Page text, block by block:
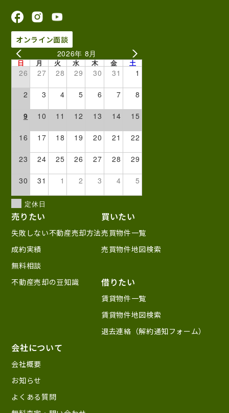
オンライン面談
2026年 8月
日 月 火 水 木 金 土
26 27 28 29 30 31 1
2 3 4 5 6 7 8
9 10 11 12 13 14 15
16 17 18 19 20 21 22
23 24 25 26 27 28 29
30 31 1 2 3 4 5
定休日
売りたい
失敗しない不動産売却方法
成約実績
無料相談
不動産売却の豆知識
買いたい
売買物件一覧
売買物件地図検索
借りたい
賃貸物件一覧
賃貸物件地図検索
退去連絡（解約通知フォーム）
会社について
会社概要
お知らせ
よくある質問